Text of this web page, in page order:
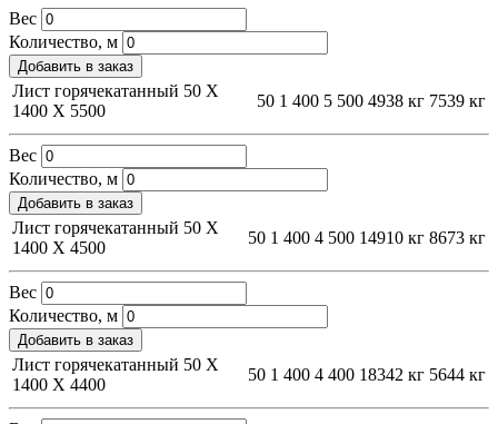
Вес
Количество, м
Добавить в заказ
Лист горячекатанный 50 Х
1400 Х 5500
50 1 400 5 500 4938 кг 7539 кг
Вес
Количество, м
Добавить в заказ
Лист горячекатанный 50 Х
1400 Х 4500
50 1 400 4 500 14910 кг 8673 кг
Вес
Количество, м
Добавить в заказ
Лист горячекатанный 50 Х
1400 Х 4400
50 1 400 4 400 18342 кг 5644 кг